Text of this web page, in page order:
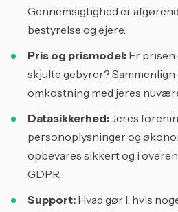
Gennemsigtighed er
bestyrelse og ejere.
Pris og prismodel: Er prisen
skjulte gebyrer? Sammenlign
omkostning med jeres
Datasikkerhed:Jeres
personoplysninger og
opbevares sikkert og i
GDPR.
Support: Hvad gør I, hvis